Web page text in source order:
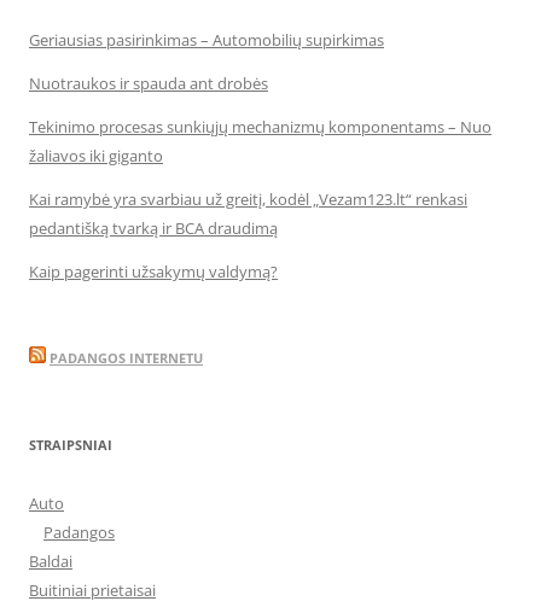
Geriausias pasirinkimas – Automobilių supirkimas
Nuotraukos ir spauda ant drobės
Tekinimo procesas sunkiųjų mechanizmų komponentams – Nuo
žaliavos iki giganto
Kai ramybė yra svarbiau už greitį, kodėl „Vezam123.lt“ renkasi
pedantišką tvarką ir BCA draudimą
Kaip pagerinti užsakymų valdymą?
PADANGOS INTERNETU
STRAIPSNIAI
Auto
Padangos
Baldai
Buitiniai prietaisai